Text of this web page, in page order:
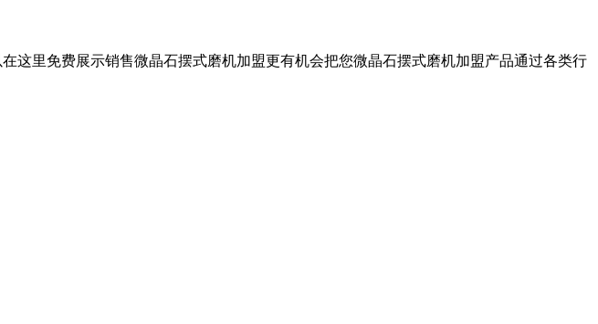
这里免费展示销售微晶石摆式磨机加盟更有机会把您微晶石摆式磨机加盟产品通过各类行